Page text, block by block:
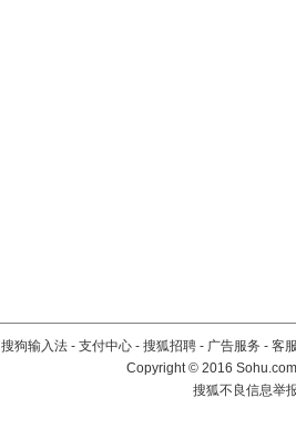
搜狗输入法 - 支付中心 - 搜狐招聘 - 广告服务 - 客
Copyright©2016
搜狐不良信息举